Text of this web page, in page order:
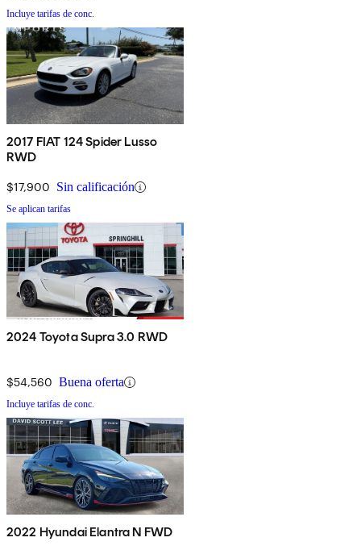
Incluye tarifas de conc.
2017 FIAT 124 Spider Lusso
RWD
$17,900 Sin calificación
Se aplican tarifas
2024 Toyota Supra 3.0 RWD
$54,560 Buena oferta
Incluye tarifas de conc.
2022 Hyundai Elantra N FWD